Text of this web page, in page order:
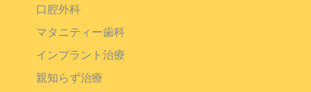
口腔外科
マタニティー歯科
インプラント治療
親知らず治療